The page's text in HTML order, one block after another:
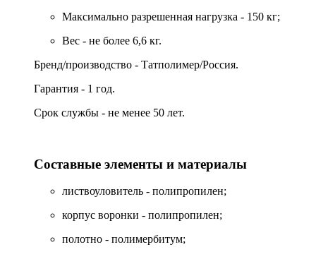
Максимально разрешенная нагрузка - 150 кг;
Вес - не более 6,6 кг.
Бренд/производство - Татполимер/Россия.
Гарантия - 1 год.
Срок службы - не менее 50 лет.
Cоставные элементы и материалы
листвоуловитель - полипропилен;
корпус воронки - полипропилен;
полотно - полимербитум;